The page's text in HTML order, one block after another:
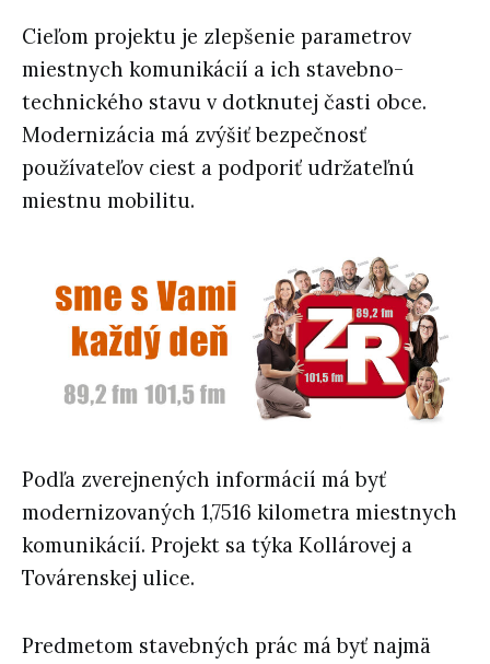
Cieľom projektu je zlepšenie parametrov
miestnych komunikácií a ich stavebno-
technického stavu v dotknutej časti obce.
Modernizácia má zvýšiť bezpečnosť
používateľov ciest a podporiť udržateľnú
miestnu mobilitu.
Podľa zverejnených informácií má byť
modernizovaných 1,7516 kilometra miestnych
komunikácií. Projekt sa týka Kollárovej a
Továrenskej ulice.
Predmetom stavebných prác má byť najmä